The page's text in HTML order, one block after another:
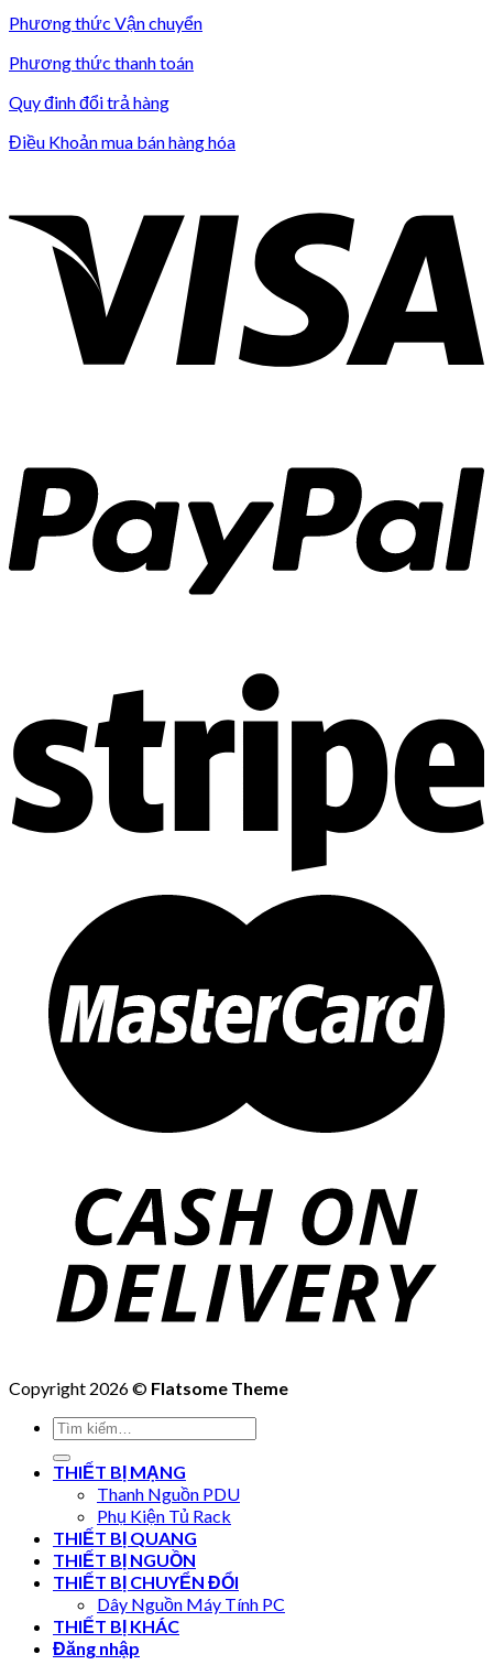
Phương thức Vận chuyển
Phương thức thanh toán
Quy đinh đổi trả hàng
Điều Khoản mua bán hàng hóa
Copyright 2026 © Flatsome Theme
Tìm
kiếm:
THIẾT BỊ MẠNG
Thanh Nguồn PDU
Phụ Kiện Tủ Rack
THIẾT BỊ QUANG
THIẾT BỊ NGUỒN
THIẾT BỊ CHUYỂN ĐỔI
Dây Nguồn Máy Tính PC
THIẾT BỊ KHÁC
Đăng nhập